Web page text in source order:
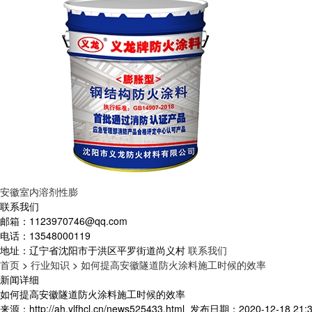
安徽室内溶剂性膨
联系我们
邮箱： 1123970746@qq.com
电话： 13548000119
地址： 辽宁省沈阳市于洪区平罗街道尚义村 联系我们
首页 > 行业知识 > 如何提高安徽隧道防火涂料施工时候的效率
新闻详细
如何提高安徽隧道防火涂料施工时候的效率
来源：http://ah.ylfhcl.cn/news525433.html 发布日期：2020-12-18